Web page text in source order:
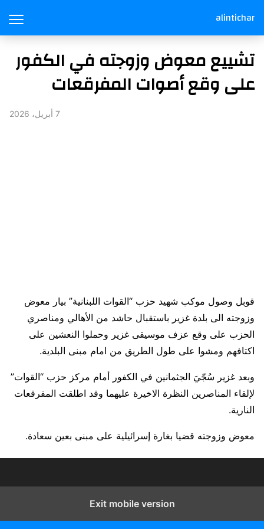
alintichar
تشييع معوض وزوجته في الكفور
على وقع أصوات المفرقعات
7 أبريل، 2026
قوبل وصول موكب شهيد حزب “القوات اللبنانية” بيار معوض
وزوجته الى بلدة غزير باستقبال حاشد من الأهالي ومناصري
الحزب على وقع عزف موسيقى غزير وحملوا النعشين على
اكتافهم ومشوا على طول الطريق من امام مبنى البلدية.
وبعد غزير سُجّيَ الجثمانين في الكفور أمام مركز حزب “القوات”
لإلقاء المناصرين النظرة الاخيرة عليهما وقد اطلقت المفرقعات
النارية.
معوض وزوجته قضيا بغارة إسرائيلية على مبنى بعين سعادة.
Exit mobile version